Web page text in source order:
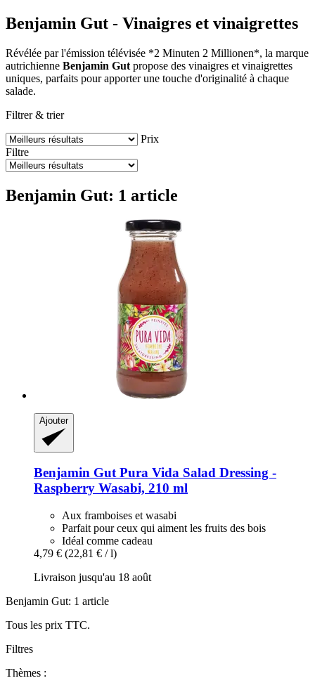
Benjamin Gut - Vinaigres et vinaigrettes
Révélée par l'émission télévisée *2 Minuten 2 Millionen*, la marque
autrichienne Benjamin Gut propose des vinaigres et vinaigrettes
uniques, parfaits pour apporter une touche d'originalité à chaque
salade.
Filtrer & trier
Prix
Filtre
Benjamin Gut: 1 article
Ajouter
Benjamin GutPura Vida Salad Dressing -​
Raspberry Wasabi, 210 ml
Aux framboises et wasabi
Parfait pour ceux qui aiment les fruits des bois
Idéal comme cadeau
4,79 € (22,81 € / l)
Livraison jusqu'au 18 août
Benjamin Gut: 1 article
Tous les prix TTC.
Filtres
Thèmes :